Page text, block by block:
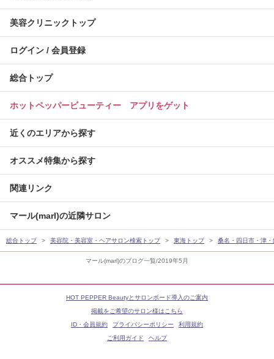
マール(marl)のブログ一覧/2019年5月
美容クリニックトップ
ログイン / 会員登録
総合トップ
ホットペッパービューティー アプリをゲット
近くのエリアから探す
オススメ特集から探す
関連リンク
マール(marl)の近隣サロン
総合トップ 美容院・美容室・ヘアサロン検索トップ 東海トップ 桑名・四日市・津
HOT PEPPER Beautyとサロンボード導入のご案内
掲載をご希望のサロン様はこちら
ID・会員規約
プライバシーポリシー
利用規約
ご利用ガイド
ヘルプ